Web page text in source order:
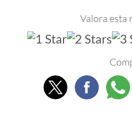
Valora esta
Twitter